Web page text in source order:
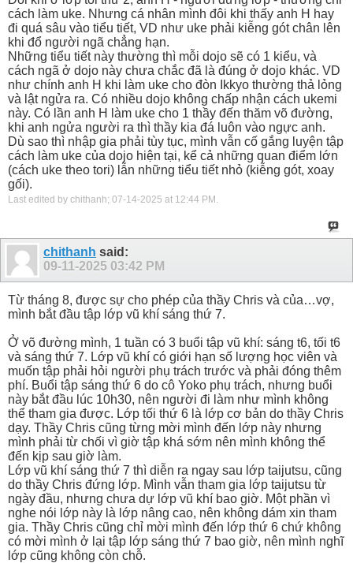
cách làm uke. Nhưng cá nhân mình đôi khi thấy anh H hay
đi quá sâu vào tiểu tiết, VD như uke phải kiễng gót chân lên
khi đổ người ngã chẳng hạn.
Những tiểu tiết này thường thì mỗi dojo sẽ có 1 kiểu, và
cách ngã ở dojo này chưa chắc đã là đúng ở dojo khác. VD
như chính anh H khi làm uke cho đòn Ikkyo thường thả lỏng
và lật ngửa ra. Có nhiều dojo không chấp nhận cách ukemi
này. Có lần anh H làm uke cho 1 thầy đến thăm võ đường,
khi anh ngửa người ra thì thầy kia đá luôn vào ngực anh.
Dù sao thì nhập gia phải tùy tục, mình vẫn cố gắng luyện tập
cách làm uke của dojo hiện tại, kể cả những quan điểm lớn
(cách uke theo tori) lẫn những tiểu tiết nhỏ (kiễng gót, xoay
gối).
Last edited by chithanh; 07-14-2025 at 12:44 PM .
chithanh said:
09-11-2025 03:42 PM
Từ tháng 8, được sự cho phép của thầy Chris và của…vợ,
mình bắt đầu tập lớp vũ khí sáng thứ 7.
Ở võ đường mình, 1 tuần có 3 buổi tập vũ khí: sáng t6, tối t6
và sáng thứ 7. Lớp vũ khí có giới hạn số lượng học viên và
muốn tập phải hỏi người phụ trách trước và phải đóng thêm
phí. Buổi tập sáng thứ 6 do cô Yoko phụ trách, nhưng buổi
này bắt đầu lúc 10h30, nên người đi làm như mình không
thể tham gia được. Lớp tối thứ 6 là lớp cơ bản do thầy Chris
dạy. Thầy Chris cũng từng mời mình đến lớp này nhưng
mình phải từ chối vì giờ tập khá sớm nên mình không thể
đến kịp sau giờ làm.
Lớp vũ khí sáng thứ 7 thì diễn ra ngay sau lớp taijutsu, cũng
do thầy Chris đứng lớp. Mình vẫn tham gia lớp taijutsu từ
ngày đầu, nhưng chưa dự lớp vũ khí bao giờ. Một phần vì
nghe nói lớp này là lớp nâng cao, nên không dám xin tham
gia. Thầy Chris cũng chỉ mời mình đến lớp thứ 6 chứ không
có mời mình ở lại tập lớp sáng thứ 7 bao giờ, nên mình nghĩ
lớp cũng không còn chỗ.